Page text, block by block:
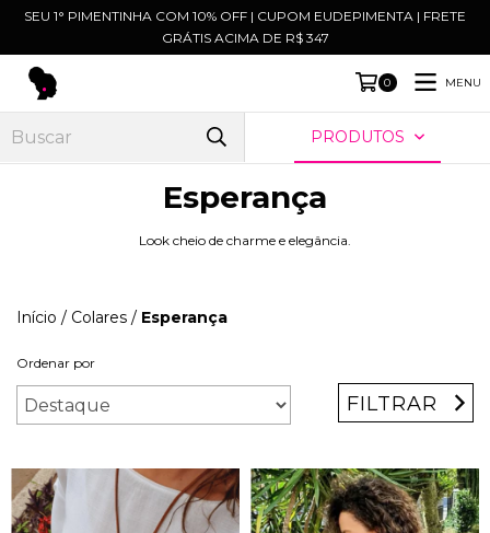
SEU 1° PIMENTINHA COM 10% OFF | CUPOM EUDEPIMENTA | FRETE
GRÁTIS ACIMA DE R$ 347
0 MENU
PRODUTOS
Esperança
Look cheio de charme e elegância.
Início / Colares / Esperança
Ordenar por
FILTRAR